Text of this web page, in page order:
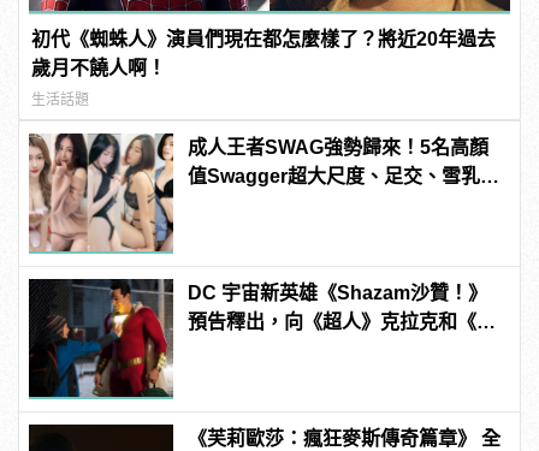
初代《蜘蛛人》演員們現在都怎麼樣了？將近20年過去
歲月不饒人啊！
生活話題
成人王者SWAG強勢歸來！5名高顏
值Swagger超大尺度、足交、雪乳、
DC 宇宙新英雄《Shazam沙贊！》
預告釋出，向《超人》克拉克和《自
《芙莉歐莎：瘋狂麥斯傳奇篇章》 全